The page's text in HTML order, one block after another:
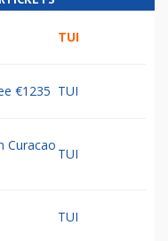
TUI
€1235 TUI
Curacao
TUI
TUI